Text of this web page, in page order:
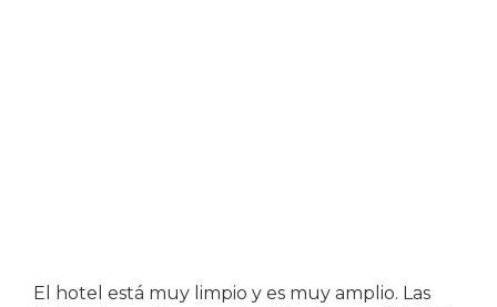
El hotel está muy limpio y es muy amplio. Las